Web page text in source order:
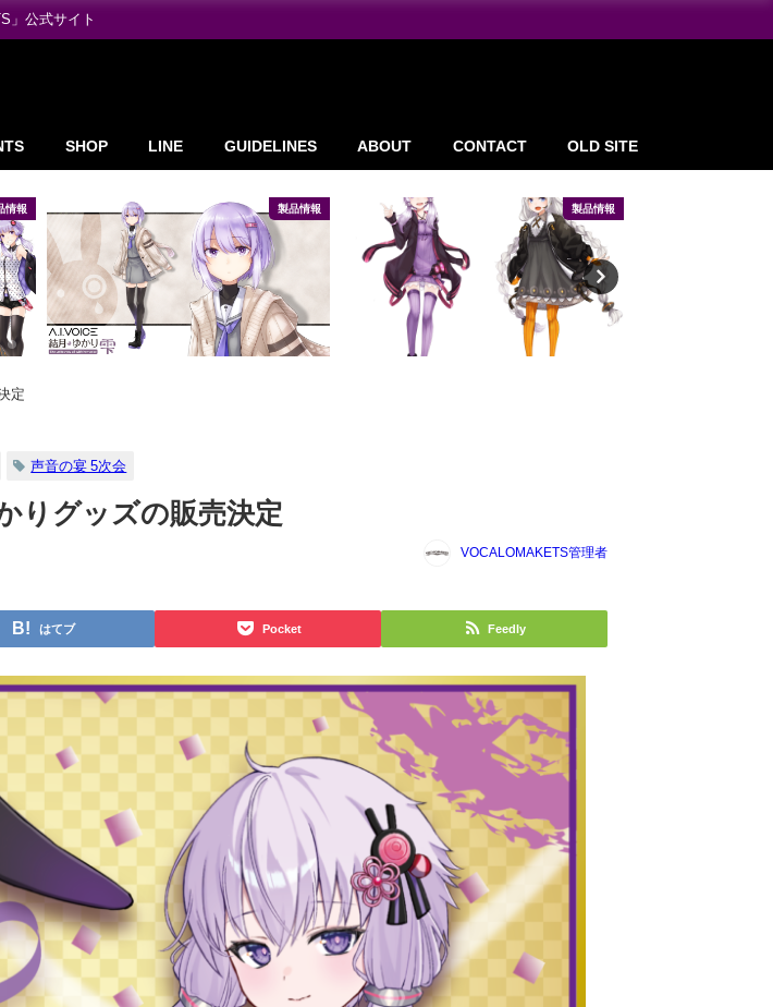
」公式サイト
SHOP LINE GUIDELINES ABOUT CONTACT OLD SITE
情報 製品情報 製品情報
定
声音の宴 5次会
りグッズの販売決定
VOCALOMAKETS管理者
はてブ Pocket Feedly